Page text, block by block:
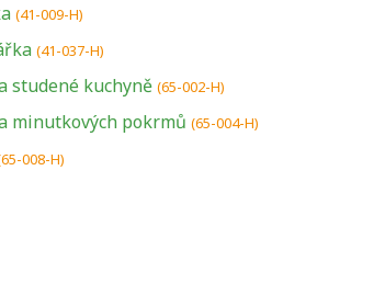
(41-009-H)
(41-037-H)
studené kuchyně (65-002-H)
minutkových pokrmů (65-004-H)
008-H)
podmínkou k